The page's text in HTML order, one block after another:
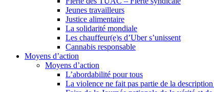
Jeunes travailleurs
Justice alimentaire
La solidarité mondiale
Les chauffeur(e)s d’Uber s’unissent
Cannabis responsable
Moyens d’action
Moyens d’action
L’abordabilité pour tous
La violence ne fait pas partie de la